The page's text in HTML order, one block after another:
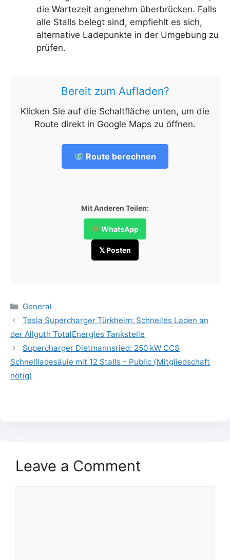
die Wartezeit angenehm überbrücken. Falls
alle Stalls belegt sind, empfiehlt es sich,
alternative Ladepunkte in der Umgebung zu
prüfen.
Bereit zum Aufladen?
Klicken Sie auf die Schaltfläche unten, um die
Route direkt in Google Maps zu öffnen.
Route berechnen
Mit Anderen Teilen:
WhatsApp
𝕏 Posten
Categories
General
Tesla Supercharger Türkheim: Schnelles Laden an
der Allguth TotalEnergies Tankstelle
Supercharger Dietmannsried: 250 kW CCS
Schnellladesäule mit 12 Stalls – Public (Mitgliedschaft
nötig)
Leave a Comment